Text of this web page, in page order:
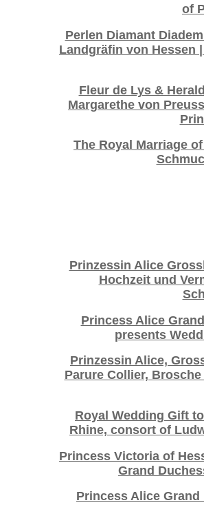
of
Perlen Diamant
Landgräfin von Hessen
Fleur de Lys &
Margarethe von
The Royal Marriage
Prinzessin Alice
Hochzeit und
Princess Alice
presents
Prinzessin Alice,
Parure Collier,
Royal Wedding Gift
Rhine, consort of
Princess Victoria of
Grand
Princess Alice